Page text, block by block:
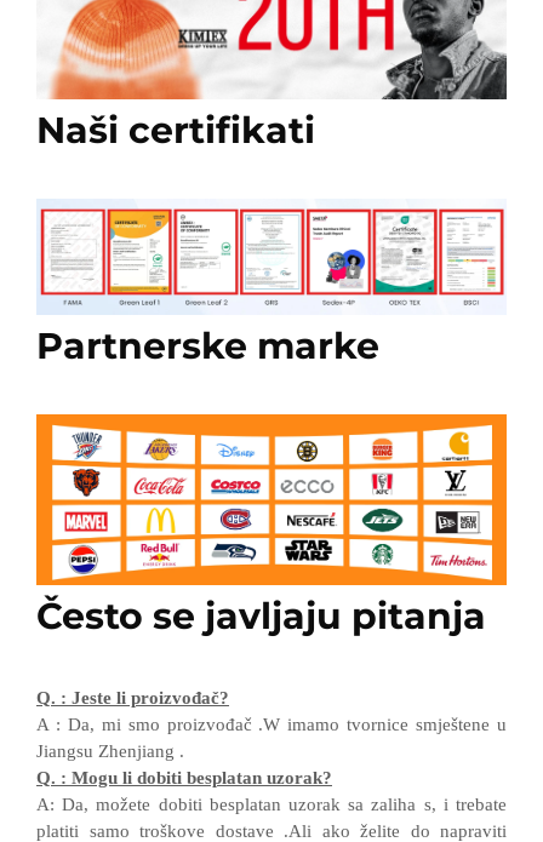
Naši certifikati
Partnerske marke
Često se javljaju pitanja
Q. : Jeste li proizvođač?
A : Da, mi smo proizvođač .Wimamo tvornice smještene u
Jiangsu Zhenjiang .
Q. : Mogu li dobiti besplatan uzorak?
A:Da, možete dobiti besplatan uzorak sa zaliha s, itrebate
platiti samo troškove dostave .Ali ako želite do napraviti